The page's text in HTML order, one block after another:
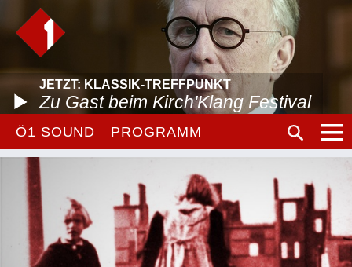
JETZT: KLASSIK-TREFFPUNKT
Zu Gast beim Kirch'Klang Festival
Ö1 SOUND PROGRAMM